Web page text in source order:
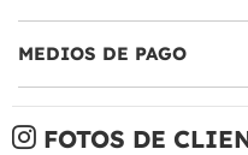
MEDIOS DE PAGO
FOTOS DE